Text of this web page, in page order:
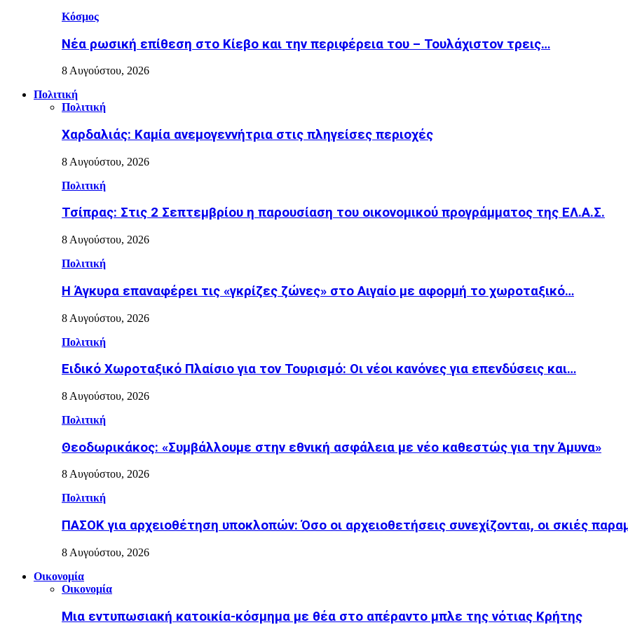
Κόσμος
Nέα ρωσική επίθεση στο Κίεβο και την περιφέρεια του – Τουλάχιστον τρεις…
8 Αυγούστου, 2026
Πολιτική
Πολιτική
Χαρδαλιάς: Καμία ανεμογεννήτρια στις πληγείσες περιοχές
8 Αυγούστου, 2026
Πολιτική
Τσίπρας: Στις 2 Σεπτεμβρίου η παρουσίαση του οικονομικού προγράμματος της ΕΛ.Α.Σ.
8 Αυγούστου, 2026
Πολιτική
Η Άγκυρα επαναφέρει τις «γκρίζες ζώνες» στο Αιγαίο με αφορμή το χωροταξικό…
8 Αυγούστου, 2026
Πολιτική
Ειδικό Χωροταξικό Πλαίσιο για τον Τουρισμό: Οι νέοι κανόνες για επενδύσεις και…
8 Αυγούστου, 2026
Πολιτική
Θεοδωρικάκος: «Συμβάλλουμε στην εθνική ασφάλεια με νέο καθεστώς για την Άμυνα»
8 Αυγούστου, 2026
Πολιτική
ΠΑΣΟΚ για αρχειοθέτηση υποκλοπών: Όσο οι αρχειοθετήσεις συνεχίζονται, οι σκιές
8 Αυγούστου, 2026
Οικονομία
Οικονομία
Μια εντυπωσιακή κατοικία-κόσμημα με θέα στο απέραντο μπλε της νότιας Κρήτης